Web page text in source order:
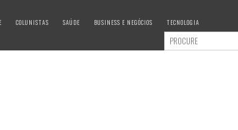
COLUNISTAS SAÚDE BUSINESS E NEGÓCIOS TECNOLOGIA